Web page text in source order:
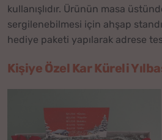
kullanışlıdır. Ürünün masa
sergilenebilmesi için ahşap
hediye paketi yapılarak adrese
Kişiye Özel Kar Küreli